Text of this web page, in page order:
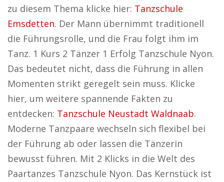
zu diesem Thema klicke hier: Tanzschule
Emsdetten. Der Mann übernimmt traditionell
die Führungsrolle, und die Frau folgt ihm im
Tanz. 1 Kurs 2 Tänzer 1 Erfolg Tanzschule Nyon.
Das bedeutet nicht, dass die Führung in allen
Momenten strikt geregelt sein muss. Klicke
hier, um weitere spannende Fakten zu
entdecken: Tanzschule Neustadt Waldnaab.
Moderne Tanzpaare wechseln sich flexibel bei
der Führung ab oder lassen die Tänzerin
bewusst führen. Mit 2 Klicks in die Welt des
Paartanzes Tanzschule Nyon. Das Kernstück ist